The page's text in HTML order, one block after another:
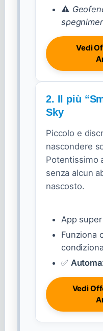
⚠️
Vedi
2. Il più
Sky
Piccolo e
nascondere
Potentissimo
senza alcun
nascosto.
App
Funziona
✅
Vedi